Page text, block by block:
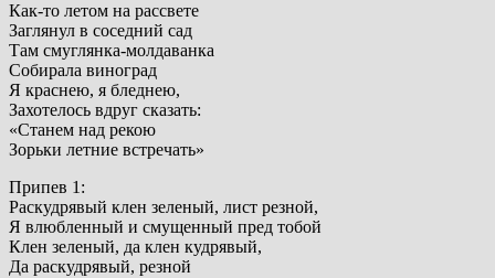
Как-то летом на рассвете
Заглянул в соседний сад
Там смуглянка-молдаванка
Собирала виноград
Я краснею, я бледнею,
Захотелось вдруг сказать:
«Станем над рекою
Зорьки летние встречать»
Припев 1:
Раскудрявый клен зеленый, лист резной,
Я влюбленный и смущенный пред тобой
Клен зеленый, да клен кудрявый,
Да раскудрявый, резной